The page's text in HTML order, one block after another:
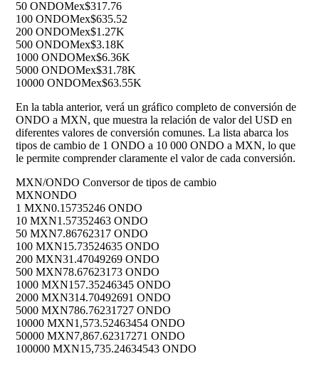
50 ONDOMex$317.76
100 ONDOMex$635.52
200 ONDOMex$1.27K
500 ONDOMex$3.18K
1000 ONDOMex$6.36K
5000 ONDOMex$31.78K
10000 ONDOMex$63.55K
En la tabla anterior, verá un gráfico completo de conversión de
ONDO a MXN, que muestra la relación de valor del USD en
diferentes valores de conversión comunes. La lista abarca los
tipos de cambio de 1 ONDO a 10 000 ONDO a MXN, lo que
le permite comprender claramente el valor de cada conversión.
MXN/ONDO Conversor de tipos de cambio
MXNONDO
1 MXN0.15735246 ONDO
10 MXN1.57352463 ONDO
50 MXN7.86762317 ONDO
100 MXN15.73524635 ONDO
200 MXN31.47049269 ONDO
500 MXN78.67623173 ONDO
1000 MXN157.35246345 ONDO
2000 MXN314.70492691 ONDO
5000 MXN786.76231727 ONDO
10000 MXN1,573.52463454 ONDO
50000 MXN7,867.62317271 ONDO
100000 MXN15,735.24634543 ONDO